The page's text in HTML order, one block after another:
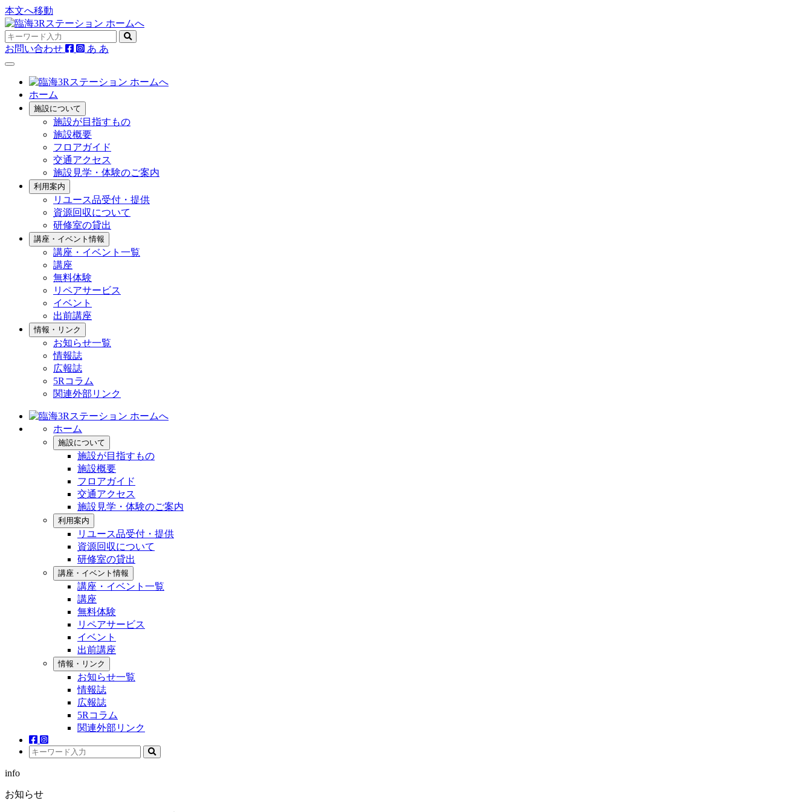
本文へ移動
お問い合わせ あ あ
ホーム
施設について
施設が目指すもの
施設概要
フロアガイド
交通アクセス
施設見学・体験のご案内
利用案内
リユース品受付・提供
資源回収について
研修室の貸出
講座・イベント情報
講座・イベント一覧
講座
無料体験
リペアサービス
イベント
出前講座
情報・リンク
お知らせ一覧
情報誌
広報誌
5Rコラム
関連外部リンク
ホーム
施設について
施設が目指すもの
施設概要
フロアガイド
交通アクセス
施設見学・体験のご案内
利用案内
リユース品受付・提供
資源回収について
研修室の貸出
講座・イベント情報
講座・イベント一覧
講座
無料体験
リペアサービス
イベント
出前講座
情報・リンク
お知らせ一覧
情報誌
広報誌
5Rコラム
関連外部リンク
info
お知らせ